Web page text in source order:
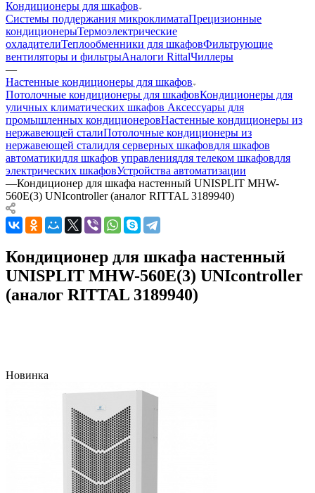
Кондиционеры для шкафов
Системы поддержания микроклиматаПрецизионные
кондиционерыТермоэлектрические
охладителиТеплообменники для шкафовФильтрующие
вентиляторы и фильтрыАналоги RittalЧиллеры
—
Настенные кондиционеры для шкафов
Потолочные кондиционеры для шкафовКондиционеры для
уличных климатических шкафов Аксессуары для
промышленных кондиционеровНастенные кондиционеры из
нержавеющей сталиПотолочные кондиционеры из
нержавеющей сталидля серверных шкафовдля шкафов
автоматикидля шкафов управлениядля телеком шкафовдля
электрических шкафовУстройства автоматизации
—Кондиционер для шкафа настенный UNISPLIT MHW-
560E(3) UNIcontroller (аналог RITTAL 3189940)
Кондиционер для шкафа настенный
UNISPLIT MHW-560E(3) UNIcontroller
(аналог RITTAL 3189940)
Новинка